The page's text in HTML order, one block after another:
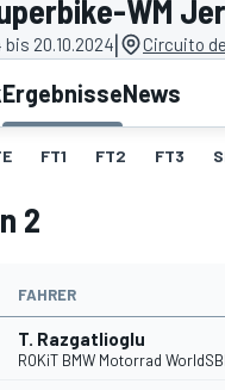
WM
bis 20.10.2024| Circuito
ErgebnisseNews
FT1 FT2 FT3
2
FAHRER
T. Razgatlioglu
ROKiT BMW Motorrad